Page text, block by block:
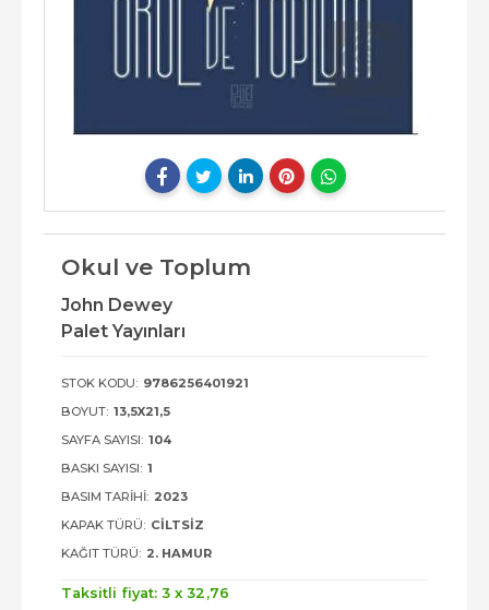
Okul ve Toplum
John Dewey
Palet Yayınları
STOK KODU: 9786256401921
BOYUT: 13,5X21,5
SAYFA SAYISI: 104
BASKI SAYISI: 1
BASIM TARIHI: 2023
KAPAK TÜRÜ: CILTSIZ
KAĞIT TÜRÜ: 2. HAMUR
Taksitli fiyat: 3 x 32 ,76